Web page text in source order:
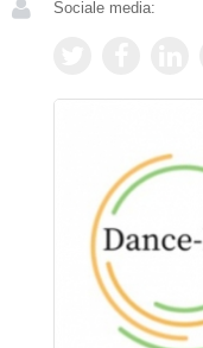
Sociale media: